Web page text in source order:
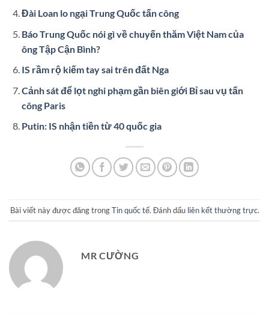
Đài Loan lo ngại Trung Quốc tấn công
Báo Trung Quốc nói gì về chuyến thăm Việt Nam của
ông Tập Cận Bình?
IS rầm rộ kiếm tay sai trên đất Nga
Cảnh sát để lọt nghi phạm gần biên giới Bỉ sau vụ tấn
công Paris
Putin: IS nhận tiền từ 40 quốc gia
Bài viết này được đăng trongTin quốc tế. Đánh dấu liên kết thường trực.
MR CƯỜNG